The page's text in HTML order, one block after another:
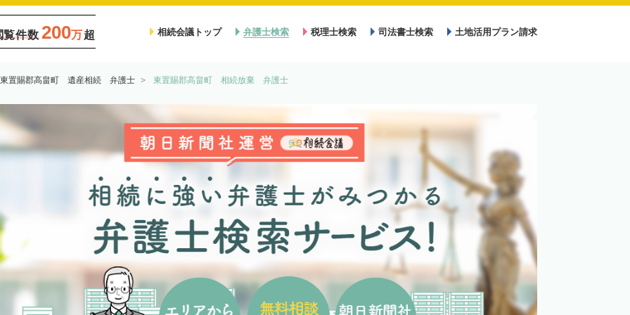
覧件数 200万超 相続会議トップ 弁護士検索 税理士検索 司法書士検索 土地活用プラン請求
東置賜郡高畠町 遺産相続 弁護士 東置賜郡高畠町 相続放棄 弁護士